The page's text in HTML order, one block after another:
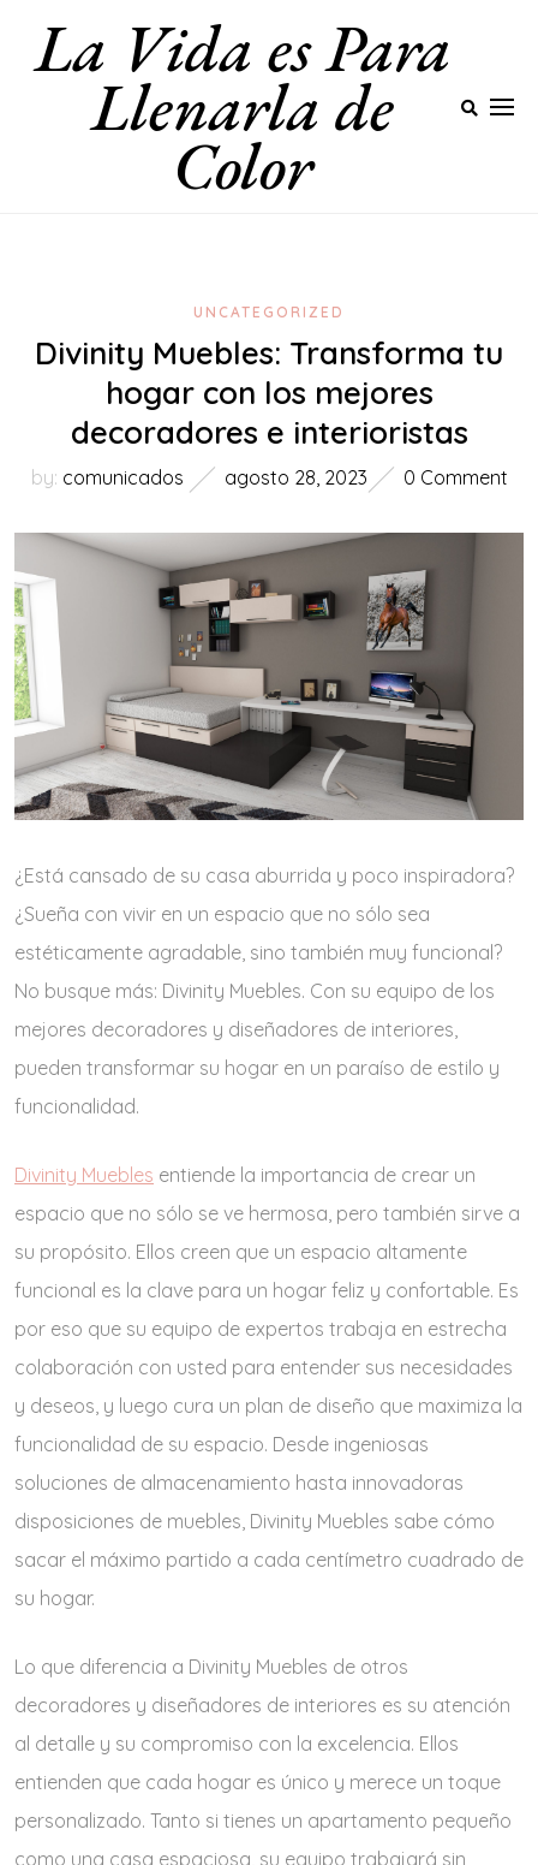
La Vida es Para
Llenarla de
Color
UNCATEGORIZED
Divinity Muebles: Transforma tu
hogar con los mejores
decoradores e interioristas
by: comunicados agosto 28, 2023 0 Comment
¿Está cansado de su casa aburrida y poco inspiradora?
¿Sueña con vivir en un espacio que no sólo sea
estéticamente agradable, sino también muy funcional?
No busque más: Divinity Muebles. Con su equipo de los
mejores decoradores y diseñadores de interiores,
pueden transformar su hogar en un paraíso de estilo y
funcionalidad.
Divinity Muebles entiende la importancia de crear un
espacio que no sólo se ve hermosa, pero también sirve a
su propósito. Ellos creen que un espacio altamente
funcional es la clave para un hogar feliz y confortable. Es
por eso que su equipo de expertos trabaja en estrecha
colaboración con usted para entender sus necesidades
y deseos, y luego cura un plan de diseño que maximiza la
funcionalidad de su espacio. Desde ingeniosas
soluciones de almacenamiento hasta innovadoras
disposiciones de muebles, Divinity Muebles sabe cómo
sacar el máximo partido a cada centímetro cuadrado de
su hogar.
Lo que diferencia a Divinity Muebles de otros
decoradores y diseñadores de interiores es su atención
al detalle y su compromiso con la excelencia. Ellos
entienden que cada hogar es único y merece un toque
personalizado. Tanto si tienes un apartamento pequeño
como una casa espaciosa, su equipo trabajará sin